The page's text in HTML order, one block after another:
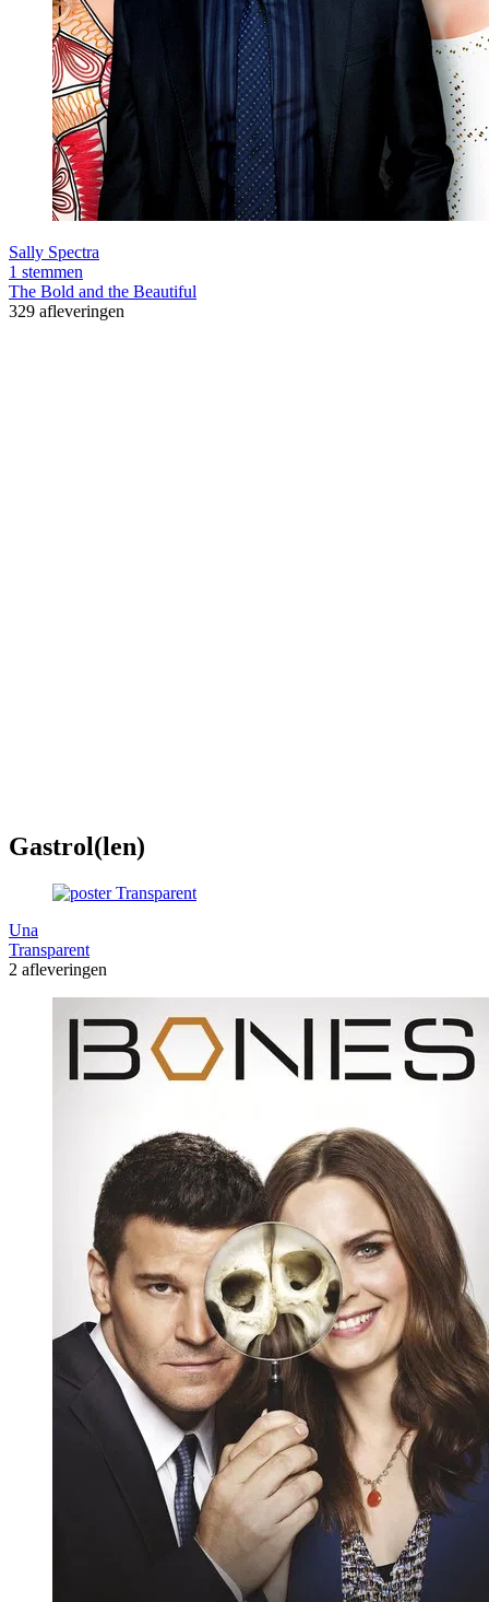
Sally Spectra
1 stemmen
The Bold and the Beautiful
329 afleveringen
Gastrol(len)
Una
Transparent
2 afleveringen